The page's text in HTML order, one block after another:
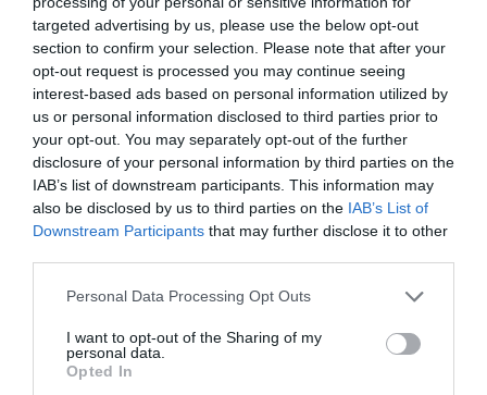
targeted advertising by us, please use the below opt-out
section to confirm your selection. Please note that after your
opt-out request is processed you may continue seeing
interest-based ads based on personal information utilized by
us or personal information disclosed to third parties prior to
your opt-out. You may separately opt-out of the further
disclosure of your personal information by third parties on the
IAB’s list of downstream participants. This information may
also be disclosed by us to third parties on the IAB’s List of
Downstream Participants that may further disclose it to other
Please note that this website/app uses one or more Google
not limited to your visit or usage behaviour. You may click to
grant or deny consent to Google and its third-party tags to
use your data for below specified purposes in below Google
Personal Data Processing Opt Outs
I want to opt-out of the Sharing of my
personal data.
Opted In
amikor 14,72 millió utast számoltak.
A román főváros repülőterein az áruforgalomban is
növekedést jelentettek 2023-ban.
A vállalat megjegyzi, hogy az utasok számát az
ukrajnai háború, majd a közel-keleti konfliktus is
negatívan befolyásolta, és jelentős kiesést okozott
a Tel-Aviv-i járatok leállása, amely az egyik fő úti cél
volt.
csoportunkhoz, kövess InstánésTikTok
iratkozz
fel hírlevelünkre